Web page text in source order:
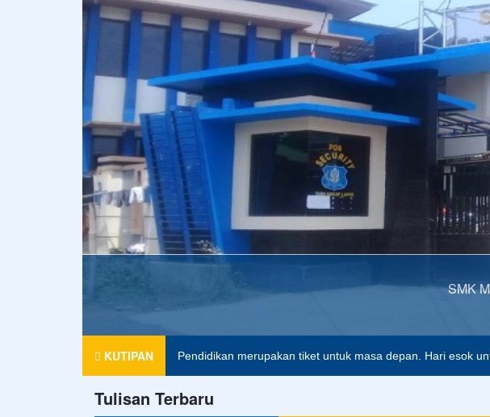
SMK MUHAMMADIYAH 2 BELIK
KUTIPAN Pendidikan merupakan tiket untuk masa depan. Hari esok
Tulisan Terbaru